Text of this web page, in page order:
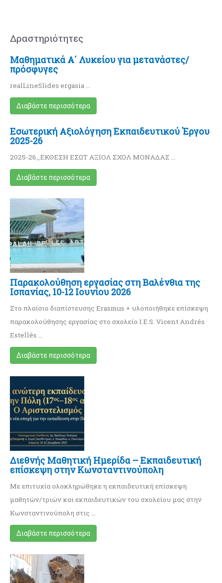
Δραστηριότητες
Μαθηματικά Α΄ Λυκείου για μετανάστες/
πρόσφυγες
realLineSlides ergasia …
Διαβάστε περισσότερα
Εσωτερική Αξιολόγηση Εκπαιδευτικού Έργου
2025-26
2025-26_ΕΚΘΕΣΗ ΕΣΩΤ ΑΞΙΟΛ ΣΧΟΛ ΜΟΝΑΔΑΣ …
Διαβάστε περισσότερα
Παρακολούθηση εργασίας στη Βαλένθια της
Ισπανίας, 10-12 Ιουνίου 2026
Στο πλαίσιο διαπίστευσης Erasmus + υλοποιήθηκε επίσκεψη
παρακολούθησης εργασίας στο σχολείο I.E.S. Vicent Andrés
Estellés …
Διαβάστε περισσότερα
Διεθνής Mαθητική Ημερίδα – Eκπαιδευτική
επίσκεψη στην Κωνσταντινούπολη
Με επιτυχία ολοκληρώθηκε η εκπαιδευτική επίσκεψη
μαθητών/τριών και εκπαιδευτικών του σχολείου μας στην
Κωνσταντινούπολη στις …
Διαβάστε περισσότερα